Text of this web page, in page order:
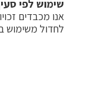
שימוש לפי סעיף 27 א' לחוק זכויות
אנו מכבדים
לחדול משימוש